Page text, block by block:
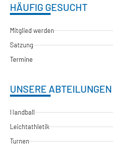
HÄUFIG GESUCHT
Mitglied werden
Satzung
Termine
UNSERE ABTEILUNGEN
Handball
Leichtathletik
Turnen